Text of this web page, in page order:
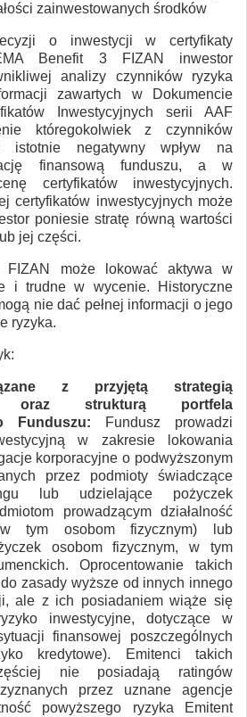
zainwestowanych środków
o inwestycji w certyfikaty
Benefit 3 FIZAN inwestor
analizy czynników ryzyka
zawartych w Dokumencie
Inwestycyjnych serii AAF
któregokolwiek z czynników
istotnie negatywny wpływ na
finansową funduszu, a w
certyfikatów inwestycyjnych.
certyfikatów inwestycyjnych może
poniesie stratę równą wartości
jej części.
FIZAN może lokować aktywa w
i trudne w wycenie. Historyczne
nie dać pełnej informacji o jego
ryzyka.
z przyjętą strategią
oraz strukturą portfela
Funduszu:
Fundusz prowadzi
w zakresie lokowania
korporacyjne o podwyższonym
przez podmioty świadczące
lub udzielające pożyczek
prowadzącym działalność
tym osobom fizycznym) lub
osobom fizycznym, w tym
Oprocentowanie takich
zasady wyższe od innych innego
ale z ich posiadaniem wiąże się
inwestycyjne, dotyczące w
finansowej poszczególnych
kredytowe). Emitenci takich
nie posiadają ratingów
przez uznane agencje
powyższego ryzyka Emitent